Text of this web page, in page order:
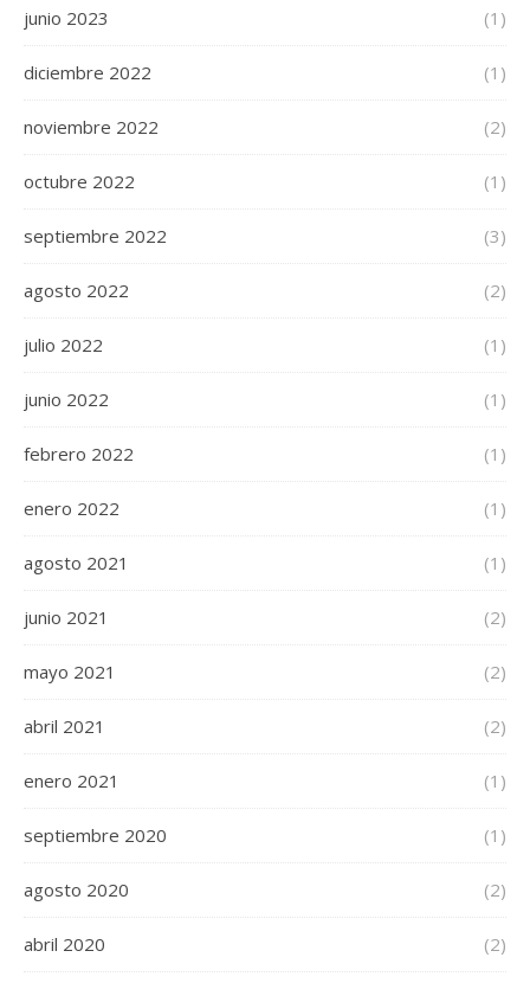
junio 2023 (1)
diciembre 2022 (1)
noviembre 2022 (2)
octubre 2022 (1)
septiembre 2022 (3)
agosto 2022 (2)
julio 2022 (1)
junio 2022 (1)
febrero 2022 (1)
enero 2022 (1)
agosto 2021 (1)
junio 2021 (2)
mayo 2021 (2)
abril 2021 (2)
enero 2021 (1)
septiembre 2020 (1)
agosto 2020 (2)
abril 2020 (2)